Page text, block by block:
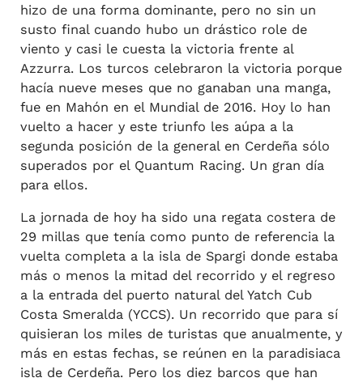
hizo de una forma dominante, pero no sin un
susto final cuando hubo un drástico role de
viento y casi le cuesta la victoria frente al
Azzurra. Los turcos celebraron la victoria porque
hacía nueve meses que no ganaban una manga,
fue en Mahón en el Mundial de 2016. Hoy lo han
vuelto a hacer y este triunfo les aúpa a la
segunda posición de la general en Cerdeña sólo
superados por el Quantum Racing. Un gran día
para ellos.
La jornada de hoy ha sido una regata costera de
29 millas que tenía como punto de referencia la
vuelta completa a la isla de Spargi donde estaba
más o menos la mitad del recorrido y el regreso
a la entrada del puerto natural del Yatch Cub
Costa Smeralda (YCCS). Un recorrido que para sí
quisieran los miles de turistas que anualmente, y
más en estas fechas, se reúnen en la paradisiaca
isla de Cerdeña. Pero los diez barcos que han